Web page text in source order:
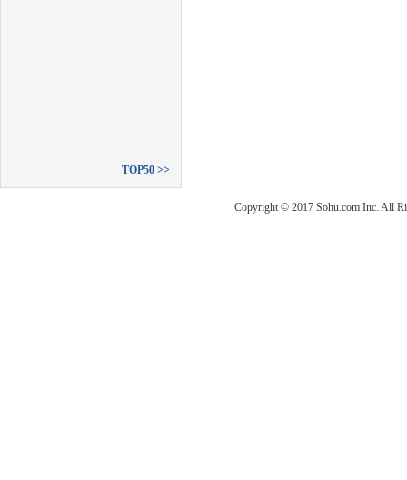
TOP50 >>
Copyright © 2017 Sohu.com Inc. All